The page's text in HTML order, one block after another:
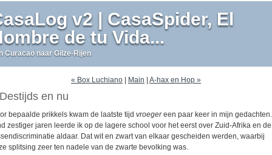
v2 | CasaSpider, El
de tu Vida...
Curacao naar Gilze-Rijen
« Box Luchiano Main A-hax en Hop »
Destijds en nu
bepaalde prikkels kwam de laatste tijd vroegereen paar keer in mijn gedachten.
zestiger jaren leerde ik op de lagere school voor het eerst over Zuid-Afrika en de
aldaar. Dat wit en zwart van elkaar gescheiden werden, waarbij
splitsing zeer ten nadele van de zwarte bevolking was.